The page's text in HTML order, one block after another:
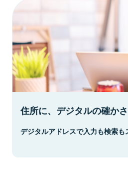
住所に、デジタルの確かさ
デジタルアドレスで入力も検索も